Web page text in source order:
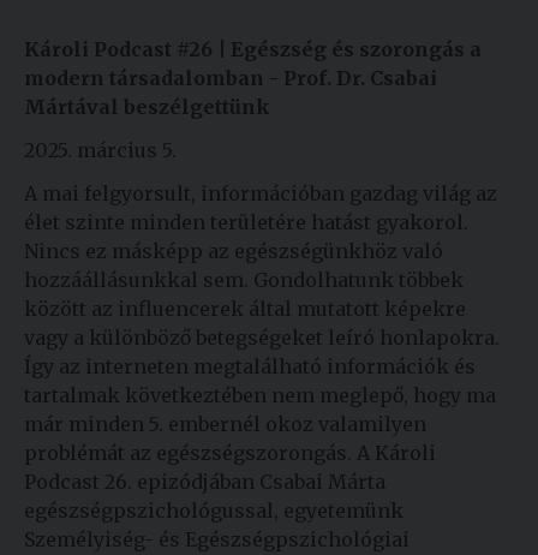
Károli Podcast #26 |
Egészség és szorongás a
modern társadalomban - Prof. Dr. Csabai
Mártával beszélgettünk
2025. március 5.
A mai felgyorsult, információban gazdag világ az
élet szinte minden területére hatást gyakorol.
Nincs ez másképp az egészségünkhöz való
hozzáállásunkkal sem. Gondolhatunk többek
között az influencerek által mutatott képekre
vagy a különböző betegségeket leíró honlapokra.
Így az interneten megtalálható információk és
tartalmak következtében nem meglepő, hogy ma
már minden 5. embernél okoz valamilyen
problémát az egészségszorongás. A Károli
Podcast 26. epizódjában Csabai Márta
egészségpszichológussal, egyetemünk
Személyiség- és Egészségpszichológiai